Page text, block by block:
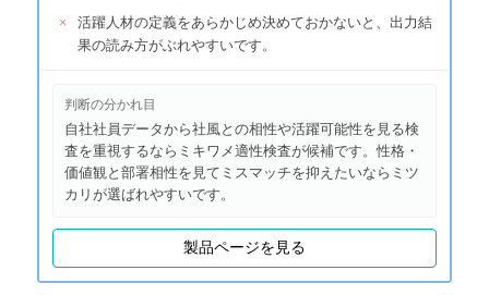
×
活躍人材の定義をあらかじめ決めておかないと、出力結
果の読み方がぶれやすいです。
判断の分かれ目
自社社員データから社風との相性や活躍可能性を見る検
査を重視するならミキワメ適性検査が候補です。性格・
価値観と部署相性を見てミスマッチを抑えたいならミツ
カリが選ばれやすいです。
製品ページを見る